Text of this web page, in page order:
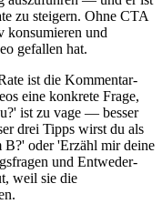
zu steigern. Ohne CTA
konsumieren und
gefallen hat.
ist die Kommentar-
eine konkrete Frage,
ist zu vage — besser
drei Tipps wirst du als
B?' oder 'Erzähl mir deine
und Entweder-
weil sie die